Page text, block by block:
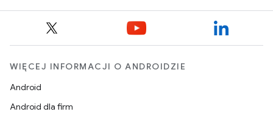
WIĘCEJ INFORMACJI O ANDROIDZIE
Android
Android dla firm